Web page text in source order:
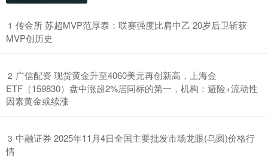
1 ​传金所 苏超MVP范厚泰：联赛强度比肩中乙 20岁后卫斩获
MVP创历史
2 ​广信配资 现货黄金升至4060美元再创新高，上海金
ETF（159830）盘中涨超2%居同标的第一，机构：避险+流动性
因素黄金或续涨
3 ​中融证券 2025年11月4日全国主要批发市场龙眼(乌圆)价格行
情